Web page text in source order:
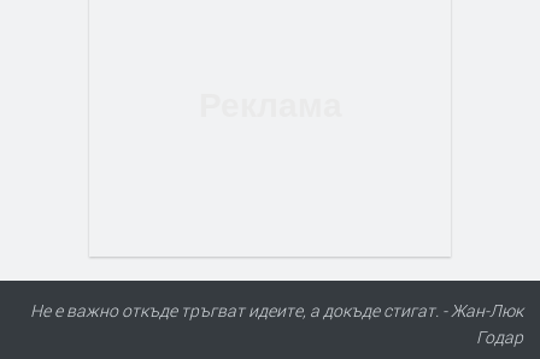
Не е важно откъде тръгват идеите, а докъде стигат. - Жан-Люк
Годар